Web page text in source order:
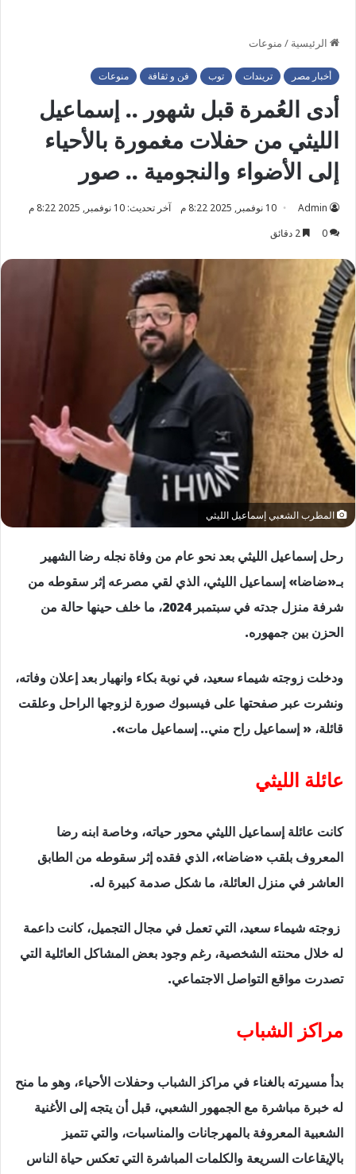
الرئيسية / منوعات
أخبار مصر تريندات توب فن و ثقافة منوعات
أدى العُمرة قبل شهور .. إسماعيل
الليثي من حفلات مغمورة بالأحياء
إلى الأضواء والنجومية .. صور
Admin 10 نوفمبر, 2025 8:22 م
آخر تحديث: 10 نوفمبر, 2025 8:22 م
0
المطرب الشعبي إسماعيل الليثي
رحل إسماعيل الليثي بعد نحو عام من وفاة نجله رضا الشهير
بـ«ضاضا» إسماعيل الليثي، الذي لقي مصرعه إثر سقوطه من
شرفة منزل جدته في سبتمبر 2024، ما خلف حينها حالة من
الحزن بين جمهوره.
ودخلت زوجته شيماء سعيد، في نوبة بكاء وانهيار بعد إعلان وفاته،
ونشرت عبر صفحتها على فيسبوك صورة لزوجها الراحل وعلقت
قائلة، « إسماعيل راح مني.. إسماعيل مات».
عائلة الليثي
كانت عائلة إسماعيل الليثي محور حياته، وخاصة ابنه رضا
المعروف بلقب «ضاضا»، الذي فقده إثر سقوطه من الطابق
العاشر في منزل العائلة، ما شكل صدمة كبيرة له.
زوجته شيماء سعيد، التي تعمل في مجال التجميل، كانت داعمة
له خلال محنته الشخصية، رغم وجود بعض المشاكل العائلية التي
تصدرت مواقع التواصل الاجتماعي.
مراكز الشباب
بدأ مسيرته بالغناء في مراكز الشباب وحفلات الأحياء، وهو ما منح
له خبرة مباشرة مع الجمهور الشعبي، قبل أن يتجه إلى الأغنية
الشعبية المعروفة بالمهرجانات والمناسبات، والتي تتميز
بالإيقاعات السريعة والكلمات المباشرة التي تعكس حياة الناس